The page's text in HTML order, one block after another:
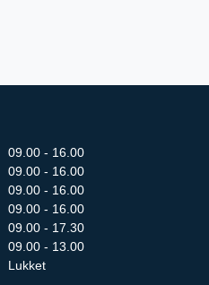
09.00 - 16.00
09.00 - 16.00
09.00 - 16.00
09.00 - 16.00
09.00 - 17.30
09.00 - 13.00
Lukket